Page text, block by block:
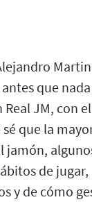
que
JM, con
que la
jamón,
de
y de cómo